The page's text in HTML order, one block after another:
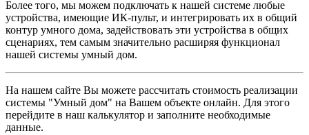
Более того, мы можем подключать к нашей системе любые
устройства, имеющие ИК-пульт, и интегрировать их в общий
контур умного дома, задействовать эти устройства в общих
сценариях, тем самым значительно расширяя функционал
нашей системы умный дом.
На нашем сайте Вы можете рассчитать стоимость реализации
системы "Умный дом" на Вашем объекте онлайн. Для этого
перейдите в наш калькулятор и заполните необходимые
данные.